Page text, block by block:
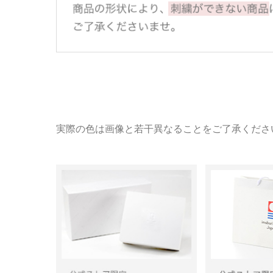
実際の色は画像と若干異なることをご了承くださ